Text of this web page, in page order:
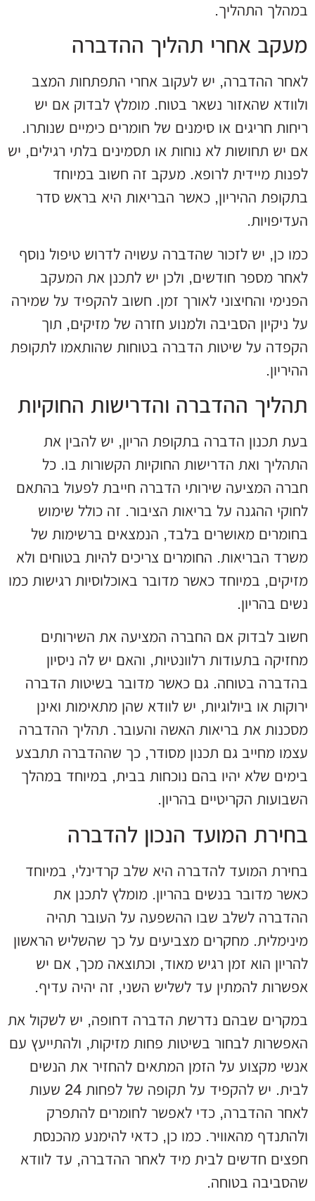
במהלך התהליך.
מעקב אחרי תהליך ההדברה
לאחר ההדברה, יש לעקוב אחרי התפתחות המצב
ולוודא שהאזור נשאר בטוח. מומלץ לבדוק אם יש
ריחות חריגים או סימנים של חומרים כימיים שנותרו.
אם יש תחושות לא נוחות או תסמינים בלתי רגילים, יש
לפנות מיידית לרופא. מעקב זה חשוב במיוחד
בתקופת ההיריון, כאשר הבריאות היא בראש סדר
העדיפויות.
כמו כן, יש לזכור שהדברה עשויה לדרוש טיפול נוסף
לאחר מספר חודשים, ולכן יש לתכנן את המעקב
הפנימי והחיצוני לאורך זמן. חשוב להקפיד על שמירה
על ניקיון הסביבה ולמנוע חזרה של מזיקים, תוך
הקפדה על שיטות הדברה בטוחות שהותאמו לתקופת
ההיריון.
תהליך ההדברה והדרישות החוקיות
בעת תכנון הדברה בתקופת הריון, יש להבין את
התהליך ואת הדרישות החוקיות הקשורות בו. כל
חברה המציעה שירותי הדברה חייבת לפעול בהתאם
לחוקי ההגנה על בריאות הציבור. זה כולל שימוש
בחומרים מאושרים בלבד, הנמצאים ברשימות של
משרד הבריאות. החומרים צריכים להיות בטוחים ולא
מזיקים, במיוחד כאשר מדובר באוכלוסיות רגישות כמו
נשים בהריון.
חשוב לבדוק אם החברה המציעה את השירותים
מחזיקה בתעודות רלוונטיות, והאם יש לה ניסיון
בהדברה בטוחה. גם כאשר מדובר בשיטות הדברה
ירוקות או ביולוגיות, יש לוודא שהן מתאימות ואינן
מסכנות את בריאות האשה והעובר. תהליך ההדברה
עצמו מחייב גם תכנון מסודר, כך שההדברה תתבצע
בימים שלא יהיו בהם נוכחות בבית, במיוחד במהלך
השבועות הקריטיים בהריון.
בחירת המועד הנכון להדברה
בחירת המועד להדברה היא שלב קרדינלי, במיוחד
כאשר מדובר בנשים בהריון. מומלץ לתכנן את
ההדברה לשלב שבו ההשפעה על העובר תהיה
מינימלית. מחקרים מצביעים על כך שהשליש הראשון
להריון הוא זמן רגיש מאוד, וכתוצאה מכך, אם יש
אפשרות להמתין עד לשליש השני, זה יהיה עדיף.
במקרים שבהם נדרשת הדברה דחופה, יש לשקול את
האפשרות לבחור בשיטות פחות מזיקות, ולהתייעץ עם
אנשי מקצוע על הזמן המתאים להחזיר את הנשים
לבית. יש להקפיד על תקופה של לפחות 24 שעות
לאחר ההדברה, כדי לאפשר לחומרים להתפרק
ולהתנדף מהאוויר. כמו כן, כדאי להימנע מהכנסת
חפצים חדשים לבית מיד לאחר ההדברה, עד לוודא
שהסביבה בטוחה.